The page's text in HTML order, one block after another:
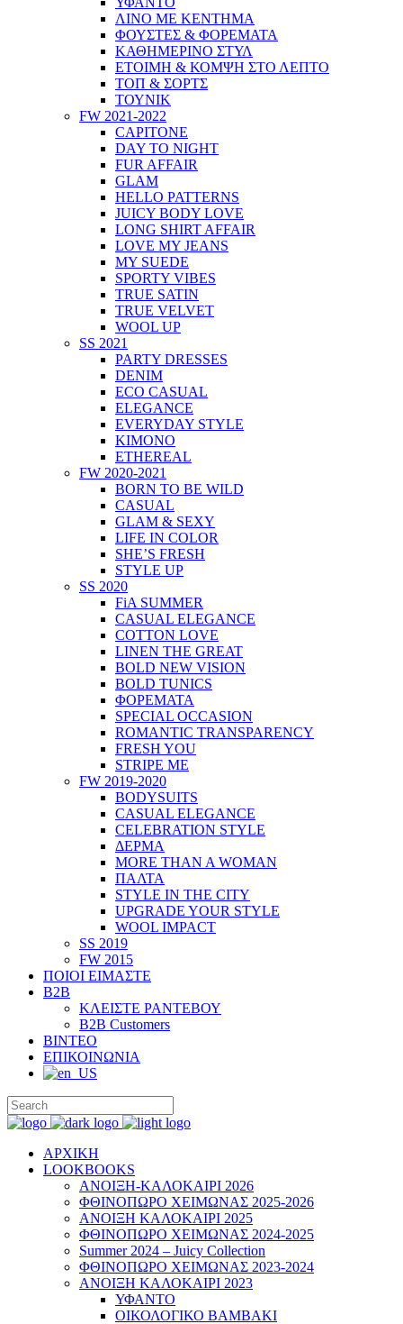
ΛΙΝΟ ΜΕ ΚΕΝΤΗΜΑ
ΦΟΥΣΤΕΣ & ΦΟΡΕΜΑΤΑ
ΚΑΘΗΜΕΡΙΝΟ ΣΤΥΛ
ΕΤΟΙΜΗ & ΚΟΜΨΗ ΣΤΟ ΛΕΠΤΟ
ΤΟΠ & ΣΟΡΤΣ
ΤΟΥΝΙΚ
FW 2021-2022
CAPITONE
DAY TO NIGHT
FUR AFFAIR
GLAM
HELLO PATTERNS
JUICY BODY LOVE
LONG SHIRT AFFAIR
LOVE MY JEANS
MY SUEDE
SPORTY VIBES
TRUE SATIN
TRUE VELVET
WOOL UP
SS 2021
PARTY DRESSES
DENIM
ECO CASUAL
ELEGANCE
EVERYDAY STYLE
KIMONO
ETHEREAL
FW 2020-2021
BORN TO BE WILD
CASUAL
GLAM & SEXY
LIFE IN COLOR
SHE’S FRESH
STYLE UP
SS 2020
FiA SUMMER
CASUAL ELEGANCE
COTTON LOVE
LINEN THE GREAT
BOLD NEW VISION
BOLD TUNICS
ΦΟΡΕΜΑΤΑ
SPECIAL OCCASION
ROMANTIC TRANSPARENCY
FRESH YOU
STRIPE ME
FW 2019-2020
BODYSUITS
CASUAL ELEGANCE
CELEBRATION STYLE
ΔΕΡΜΑ
MORE THAN A WOMAN
ΠΑΛΤΑ
STYLE IN THE CITY
UPGRADE YOUR STYLE
WOOL IMPACT
SS 2019
FW 2015
ΠΟΙΟΙ ΕΙΜΑΣΤΕ
B2B
ΚΛΕΙΣΤΕ ΡΑΝΤΕΒΟΥ
B2B Customers
ΒΙΝΤΕΟ
ΕΠΙΚΟΙΝΩΝΙΑ
ΑΡΧΙΚΗ
LOOKBOOKS
ΑΝΟΙΞΗ-ΚΑΛΟΚΑΙΡΙ 2026
ΦΘΙΝΟΠΩΡΟ ΧΕΙΜΩΝΑΣ 2025-2026
ΑΝΟΙΞΗ ΚΑΛΟΚΑΙΡΙ 2025
ΦΘΙΝΟΠΩΡΟ ΧΕΙΜΩΝΑΣ 2024-2025
Summer 2024 – Juicy Collection
ΦΘΙΝΟΠΩΡΟ ΧΕΙΜΩΝΑΣ 2023-2024
ΑΝΟΙΞΗ ΚΑΛΟΚΑΙΡΙ 2023
ΥΦΑΝΤΟ
ΟΙΚΟΛΟΓΙΚΟ ΒΑΜΒΑΚΙ